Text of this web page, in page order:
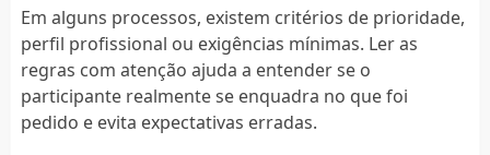
Em alguns processos, existem critérios de prioridade,
perfil profissional ou exigências mínimas. Ler as
regras com atenção ajuda a entender se o
participante realmente se enquadra no que foi
pedido e evita expectativas erradas.